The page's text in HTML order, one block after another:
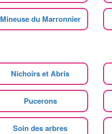
Mineuse du Marronnier
Nichoirs et Abris
Pucerons
Soin des arbres